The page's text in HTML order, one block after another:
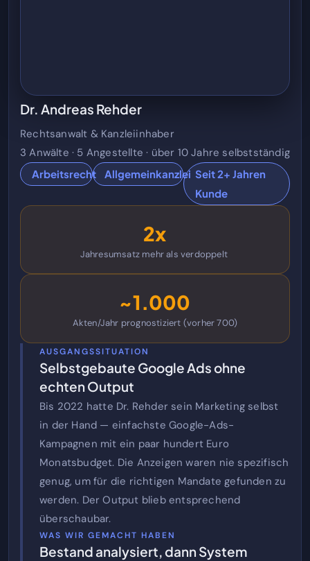
AUSGANGSSITUATION
Selbstgebaute Google Ads ohne
echten Output
Bis 2022 hatte Dr. Rehder sein Marketing selbst
in der Hand — einfachste Google-Ads-
Kampagnen mit ein paar hundert Euro
Monatsbudget. Die Anzeigen waren nie spezifisch
genug, um für die richtigen Mandate gefunden zu
werden. Der Output blieb entsprechend
überschaubar.
WAS WIR GEMACHT HABEN
Bestand analysiert, dann System
Dr. Andreas Rehder
Rechtsanwalt & Kanzleiinhaber
3 Anwälte · 5 Angestellte · über 10 Jahre selbstständig
Arbeitsrecht Allgemeinkanzlei Seit 2+ Jahren
Kunde
2x
Jahresumsatz mehr als verdoppelt
~1.000
Akten/Jahr prognostiziert (vorher 700)